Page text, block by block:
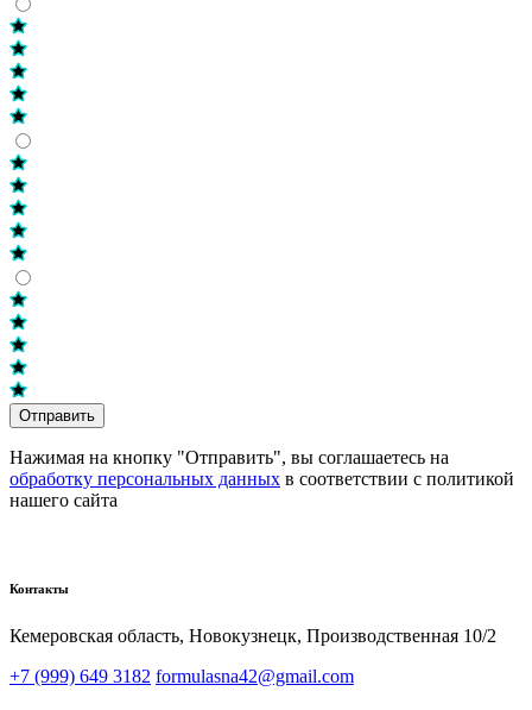
Отправить
Нажимая на кнопку "Отправить", вы соглашаетесь на
обработку персональных данных в соответствии с политикой
нашего сайта
Контакты
Кемеровская область, Новокузнецк,​ Производственная 10/2
+7 (999) 649 3182 formulasna42@gmail.com